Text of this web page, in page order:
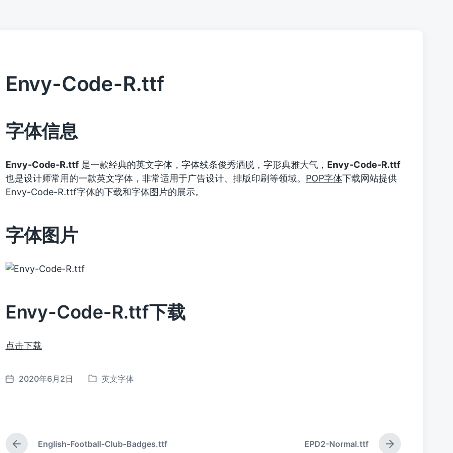
Envy-Code-R.ttf
字体信息
Envy-Code-R.ttf是一款经典的英文字体，字体线条俊秀洒脱，字形典雅大气， Envy-Code-R.ttf
也是设计师常用的一款英文字体，非常适用于广告设计、排版印刷等领域。 POP字体下载网站提供
Envy-Code-R.ttf字体的下载和字体图片的展示。
字体图片
Envy-Code-R.ttf下载
点击下载
发
2020年6月2日
发
英文字体
上
English-Football-Club-Badges.ttf
下
EPD2-Normal.ttf